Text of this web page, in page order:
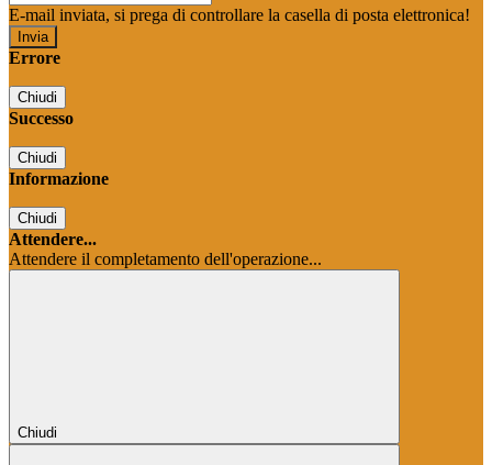
E-mail inviata, si prega di controllare la casella di posta elettronica!
Errore
Chiudi
Successo
Chiudi
Informazione
Chiudi
Attendere...
Attendere il completamento dell'operazione...
Chiudi